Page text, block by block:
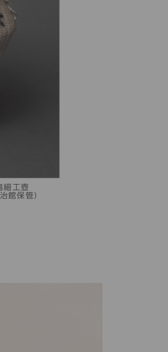
細工壺
保管）